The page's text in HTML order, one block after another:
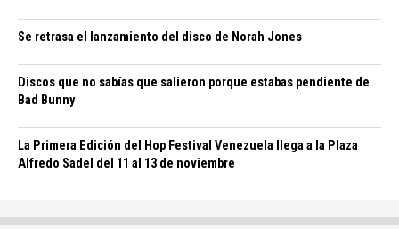
Se retrasa el lanzamiento del disco de Norah Jones
Discos que no sabías que salieron porque estabas pendiente de
Bad Bunny
La Primera Edición del Hop Festival Venezuela llega a la Plaza
Alfredo Sadel del 11 al 13 de noviembre